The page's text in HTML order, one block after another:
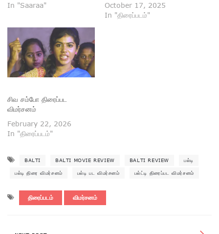
In "Saaraa"
October 17, 2025
In "திரைப்படம்"
சிவ சம்போ திரைப்பட
விமர்சனம்
February 22, 2026
In "திரைப்படம்"
BALTI BALTI MOVIE REVIEW BALTI REVIEW பல்டி
பல்டி திரை விமர்சனம் பல்டி பட விமர்சனம் பல்ட்டி திரைப்பட விமர்சனம்
திரைப்படம் விமர்சனம்